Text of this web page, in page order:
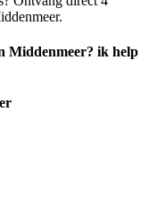
Middenmeer? ik help